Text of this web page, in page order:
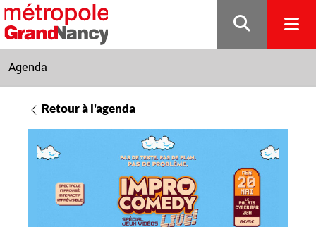
Gestion de vos préférences sur les cookies
Agenda
Retour à l'agenda